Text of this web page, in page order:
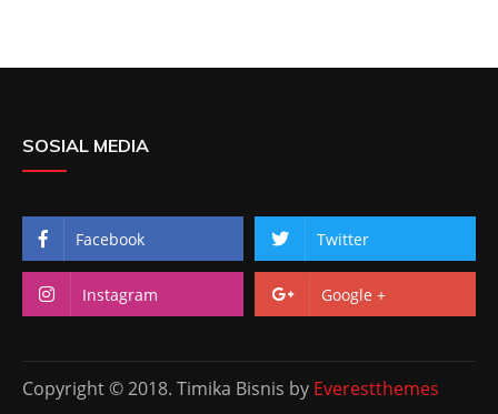
SOSIAL MEDIA
Facebook Twitter
Instagram Google +
Copyright © 2018. Timika Bisnis by Everestthemes